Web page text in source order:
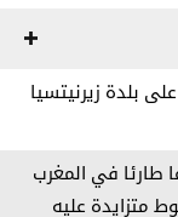
بلدة زيرنيتسيا
طارئا في المغرب
متزايدة عليه